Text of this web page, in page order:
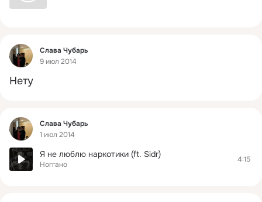
Фид
Слава Чубарь
9 июл 2014
Нету
Фид
Слава Чубарь
1 июл 2014
Я не люблю наркотики (ft. Sidr)
Ноггано
4:15